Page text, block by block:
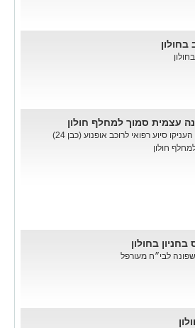
בחולון
עצמית סמוך למחלף חולון
צוותי הרפואה של איחוד הצלה העניקו סיוע רפואי לרוכב אופנוע (כבן 24)
בחולון